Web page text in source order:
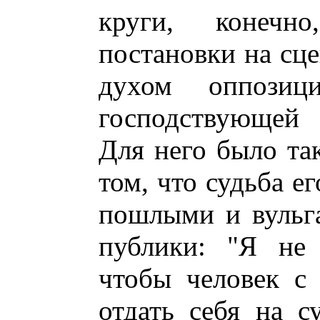
круги,
постановки на
духом
господствующей
Для него было
том, что судьба
пошлыми и
публики: "Я не
чтобы человек с
отдать себя на